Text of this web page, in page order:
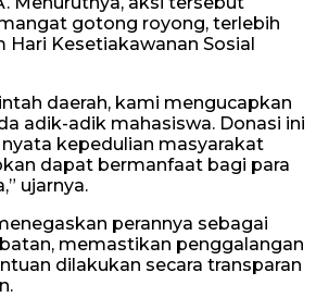
gotong royong, terlebih
Kesetiakawanan Sosial
daerah, kami mengucapkan
adik-adik mahasiswa. Donasi ini
kepedulian masyarakat
dapat bermanfaat bagi para
ujarnya.
perannya sebagai
memastikan penggalangan
dilakukan secara transparan